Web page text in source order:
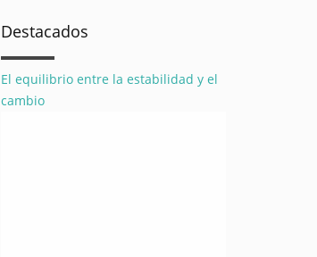
Destacados
El equilibrio entre la estabilidad y el
cambio